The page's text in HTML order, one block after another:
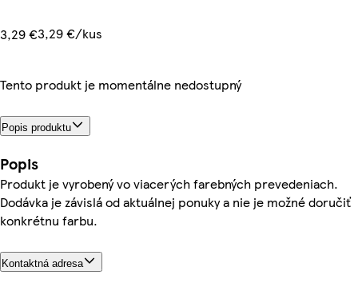
3,29 €3,29 €/kus
Tento produkt je momentálne nedostupný
Popis produktu
Popis
Produkt je vyrobený vo viacerých farebných prevedeniach.
Dodávka je závislá od aktuálnej ponuky a nie je možné doručiť
konkrétnu farbu.
Kontaktná adresa